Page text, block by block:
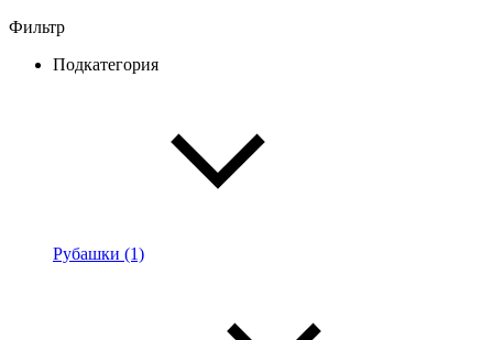
Фильтр
Подкатегория
Рубашки (1)